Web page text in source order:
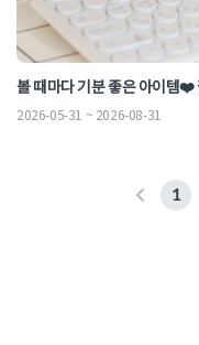
볼 때마다 기분 좋은 아이템❤️
2026-05-31 ~ 2026-08-31
1